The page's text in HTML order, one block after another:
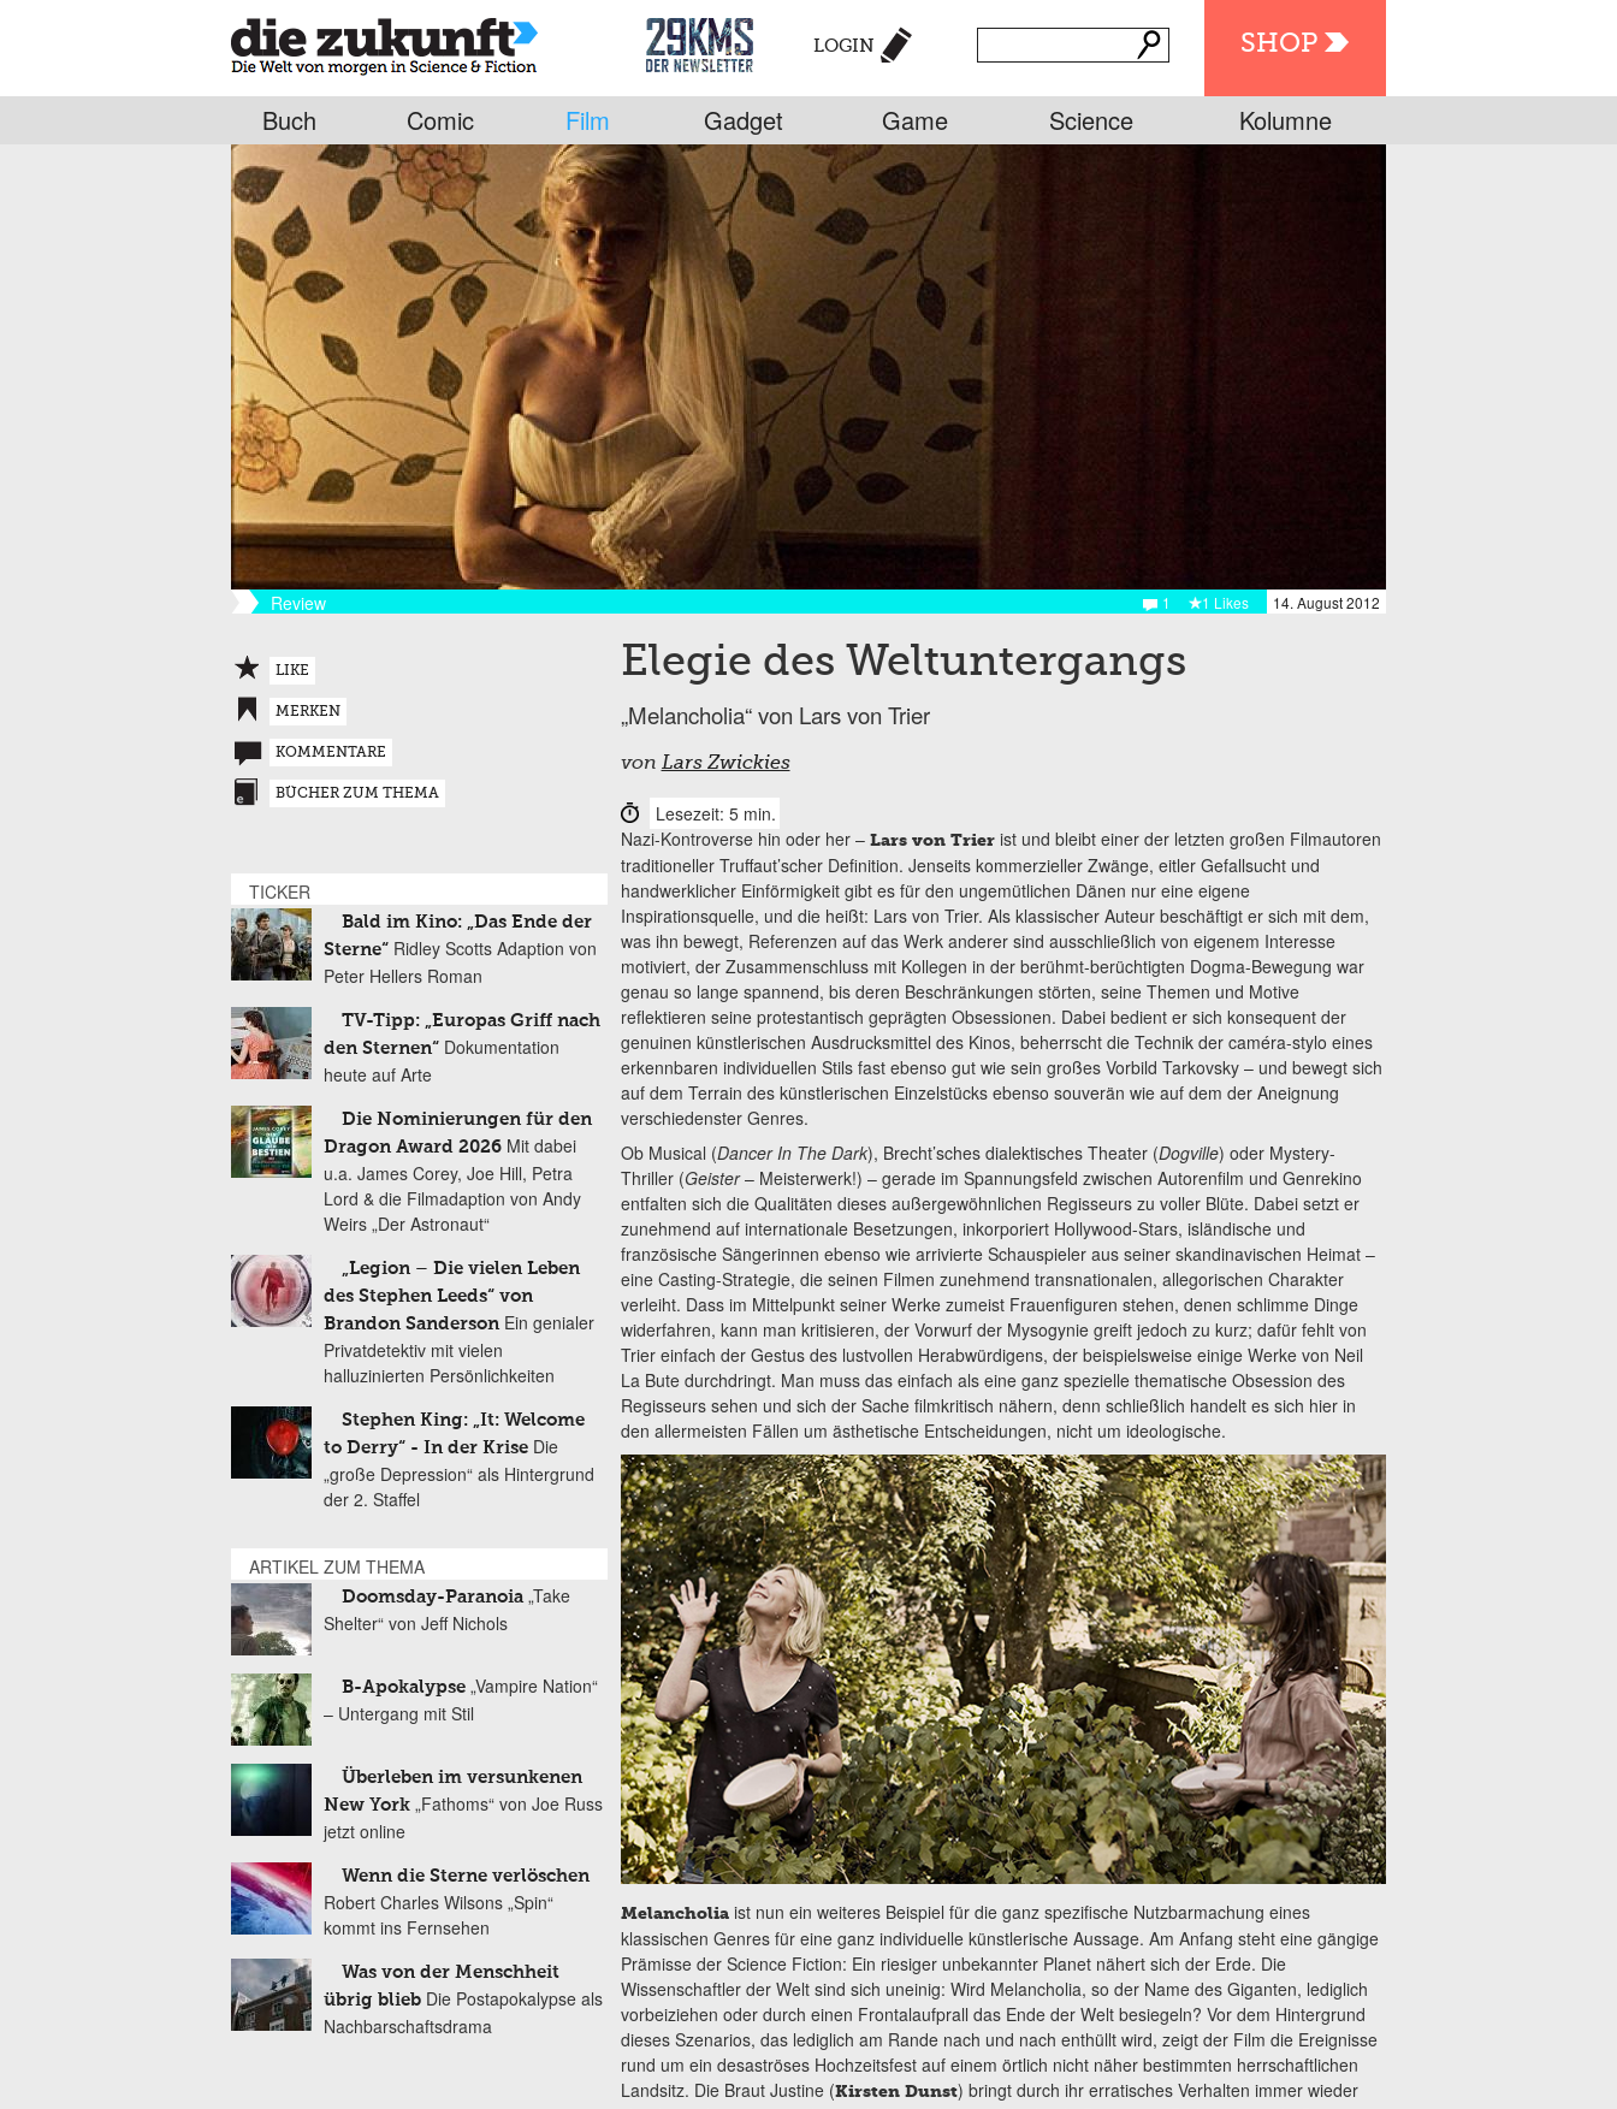
SHOP
LOGIN
Buch Comic Film Gadget Game Science Kolumne
Review 14. August 2012
1 Likes
1
Elegie des Weltuntergangs
„Melancholia“ von Lars von Trier
von Lars Zwickies
Lesezeit: 5 min.
Nazi-Kontroverse hin oder her – Lars von Trierist und bleibt einer der letzten großen Filmautoren
traditioneller Truffaut’scher De­finition. Jenseits kommerzieller Zwänge, eitler Gefallsucht und
handwerklicher Einförmigkeit gibt es für den ungemütlichen Dänen nur eine eigene
Inspirationsquelle, und die heißt: Lars von Trier. Als klassischer Auteur beschäftigt er sich mit dem,
was ihn bewegt, Referenzen auf das Werk anderer sind ausschließlich von eigenem Interesse
motiviert, der Zusammenschluss mit Kollegen in der berühmt-berüchtigten Dogma-Bewegung war
genau so lange spannend, bis deren Beschränkungen störten, seine Themen und Motive
reflektieren seine protestantisch geprägten Obses­sionen. Dabei bedient er sich konsequent der
genuinen künstle­rischen Ausdrucksmittel des Kinos, beherrscht die Technik der caméra-stylo eines
erkennbaren individuellen Stils fast ebenso gut wie sein großes Vorbild Tarkovsky – und bewegt sich
auf dem Terrain des künstlerischen Einzelstücks ebenso souverän wie auf dem der Aneignung
verschiedenster Genres.
Ob Musical (Dancer In The Dark), Brecht’sches dialektisches Theater (Dogville) oder Mystery-
Thriller (Geister– Meisterwerk!) – gerade im Spannungsfeld zwischen Autorenfilm und Genrekino
entfalten sich die Qualitäten dieses außergewöhnlichen Regisseurs zu voller Blüte. Dabei setzt er
zunehmend auf internationale Besetzungen, inkorporiert Holly­wood-Stars, isländische und
französische Sängerinnen ebenso wie arrivierte Schauspieler aus seiner skandinavischen Heimat –
eine Casting-Strategie, die seinen Filmen zunehmend transnationalen, allegorischen Charakter
verleiht. Dass im Mittelpunkt seiner Werke zumeist Frauenfiguren stehen, denen schlimme Dinge
widerfahren, kann man kritisieren, der Vorwurf der Mysogynie greift jedoch zu kurz; dafür fehlt von
Trier einfach der Gestus des lustvollen Herabwürdigens, der beispielsweise einige Werke von Neil
La Bute durchdringt. Man muss das einfach als eine ganz spezielle thematische Obsession des
Regisseurs sehen und sich der Sache filmkritisch nähern, denn schließlich handelt es sich hier in
den allermeisten Fällen um ästhetische Entscheidungen, nicht um ideologische.
Melancholiaist nun ein weiteres Beispiel für die ganz spezifische Nutzbarmachung eines
klassischen Genres für eine ganz individuelle künstlerische Aussage. Am Anfang steht eine gängige
Prämisse der Science Fiction: Ein riesiger unbekannter Planet nähert sich der Erde. Die
Wissenschaftler der Welt sind sich uneinig: Wird Melancholia, so der Name des Giganten, lediglich
vorbeiziehen oder durch einen Frontalaufprall das Ende der Welt besiegeln? Vor dem Hintergrund
dieses Szenarios, das lediglich am Rande nach und nach enthüllt wird, zeigt der Film die Ereignisse
rund um ein desaströses Hochzeitsfest auf einem örtlich nicht näher bestimmten herrschaftlichen
Landsitz. Die Braut Justine (Kirsten Dunst) bringt durch ihr erratisches Verhalten immer wieder
LIKE
MERKEN
KOMMENTARE
BÜCHER ZUM THEMA
TICKER
Bald im Kino: „Das Ende der
Sterne“ Ridley Scotts Adaption von
Peter Hellers Roman
TV-Tipp: „Europas Griff nach
den Sternen“ Dokumentation
heute auf Arte
Die Nominierungen für den
Dragon Award 2026 Mit dabei
u.a. James Corey, Joe Hill, Petra
Lord & die Filmadaption von Andy
Weirs „Der Astronaut“
„Legion – Die vielen Leben
des Stephen Leeds“ von
Brandon Sanderson Ein genialer
Privatdetektiv mit vielen
halluzinierten Persönlichkeiten
Stephen King: „It: Welcome
to Derry“ - In der Krise Die
„große Depression“ als Hintergrund
der 2. Staffel
ARTIKEL ZUM THEMA
Doomsday-Paranoia „Take
Shelter“ von Jeff Nichols
B-Apokalypse „Vampire Nation“
– Untergang mit Stil
Überleben im versunkenen
New York „Fathoms“ von Joe Russ
jetzt online
Wenn die Sterne verlöschen
Robert Charles Wilsons „Spin“
kommt ins Fernsehen
Was von der Menschheit
übrig blieb Die Postapokalypse als
Nachbarschaftsdrama